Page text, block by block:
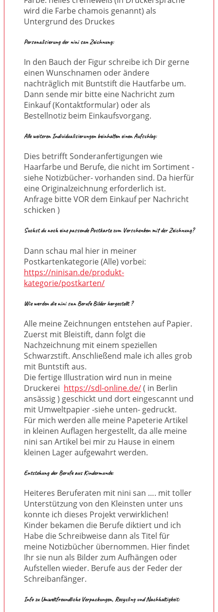
wird die Farbe chamois genannt) als
Untergrund des Druckes
Personalisierung der nini san Zeichnung:
In den Bauch der Figur schreibe ich Dir gerne
einen Wunschnamen oder ändere
nachträglich mit Buntstift die Hautfarbe um.
Dann sende mir bitte eine Nachricht zum
Einkauf (Kontaktformular) oder als
Bestellnotiz beim Einkaufsvorgang.
Alle weiteren Individualisierungen beinhalten einen Aufschlag:
Dies betrifft Sonderanfertigungen wie
Haarfarbe und Berufe, die nicht im Sortiment -
siehe Notizbücher- vorhanden sind. Da hierfür
eine Originalzeichnung erforderlich ist.
Anfrage bitte VOR dem Einkauf per Nachricht
schicken )
Suchst du noch eine passende Postkarte zum Verschenken mit der Zeichnung?
Dann schau mal hier in meiner
Postkartenkategorie (Alle) vorbei:
https://ninisan.de/produkt-
kategorie/postkarten/
Wie werden die nini san Berufe Bilder hergestellt ?
Alle meine Zeichnungen entstehen auf Papier.
Zuerst mit Bleistift, dann folgt die
Nachzeichnung mit einem speziellen
Schwarzstift. Anschließend male ich alles grob
mit Buntstift aus.
Die fertige Illustration wird nun in meine
Druckerei https://sdl-online.de/( in Berlin
ansässig ) geschickt und dort eingescannt und
mit Umweltpapier -siehe unten- gedruckt.
Für mich werden alle meine Papeterie Artikel
in kleinen Auflagen hergestellt, da alle meine
nini san Artikel bei mir zu Hause in einem
kleinen Lager aufgewahrt werden.
Entstehung der Berufe aus Kindermunde:
Heiteres Beruferaten mit nini san …. mit toller
Unterstützung von den Kleinsten unter uns
konnte ich dieses Projekt verwirklichen!
Kinder bekamen die Berufe diktiert und ich
Habe die Schreibweise dann als Titel für
meine Notizbücher übernommen. Hier findet
Ihr sie nun als Bilder zum Aufhängen oder
Aufstellen wieder. Berufe aus der Feder der
Schreibanfänger.
Info zu Umweltfreundliche Verpackungen, Recycling und Nachhaltigkeit: